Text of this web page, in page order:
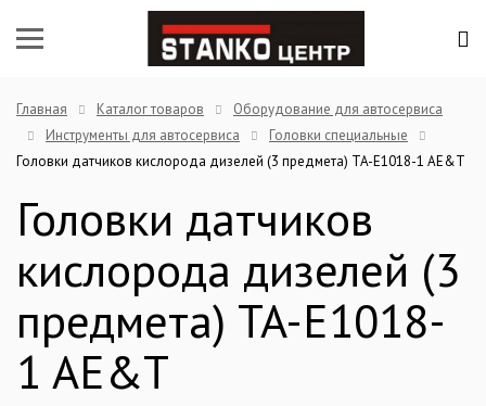
Главная Каталог товаров
Оборудование для автосервиса
Инструменты для автосервиса
Головки специальные
Головки датчиков кислорода дизелей (3 предмета) TA-E1018-1 AE&T
Головки датчиков
кислорода дизелей (3
предмета) TA-E1018-
1 AE&T